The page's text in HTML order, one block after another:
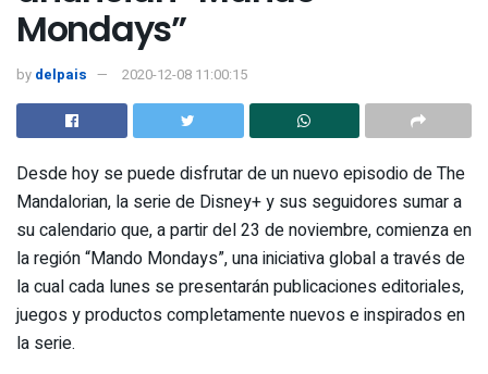
Mondays”
by delpais 2020-12-08 11:00:15
Desde hoy se puede disfrutar de un nuevo episodio de The
Mandalorian, la serie de Disney+ y sus seguidores sumar a
su calendario que, a partir del 23 de noviembre, comienza en
la región “Mando Mondays”, una iniciativa global a través de
la cual cada lunes se presentarán publicaciones editoriales,
juegos y productos completamente nuevos e inspirados en
la serie.